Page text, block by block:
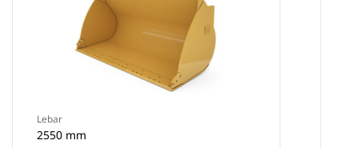
Lebar
2550 mm